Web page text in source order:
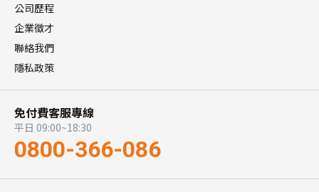
公司歷程
企業徵才
聯絡我們
隱私政策
免付費客服專線
平日 09:00~18:30
0800-366-086